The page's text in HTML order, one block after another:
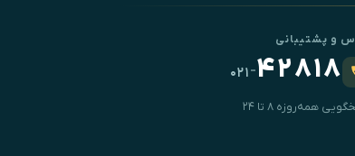
و پشتیبانی
۴۲۸۱۸-۰۲۱
همه‌روزه ۸ تا ۲۴